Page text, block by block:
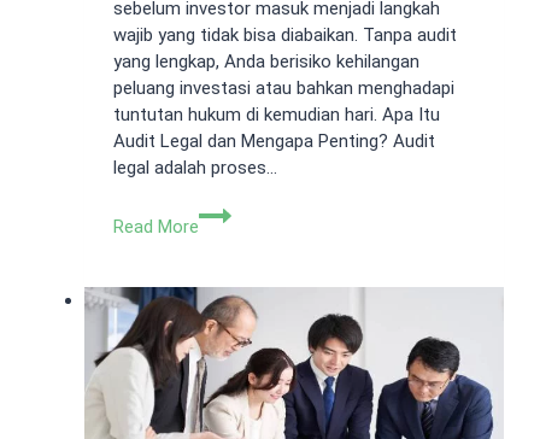
sebelum investor masuk menjadi langkah
wajib yang tidak bisa diabaikan. Tanpa audit
yang lengkap, Anda berisiko kehilangan
peluang investasi atau bahkan menghadapi
tuntutan hukum di kemudian hari. Apa Itu
Audit Legal dan Mengapa Penting? Audit
legal adalah proses…
Read More
Audit
Investor
Masuk:
Dokumen
yang
Wajib
Siap